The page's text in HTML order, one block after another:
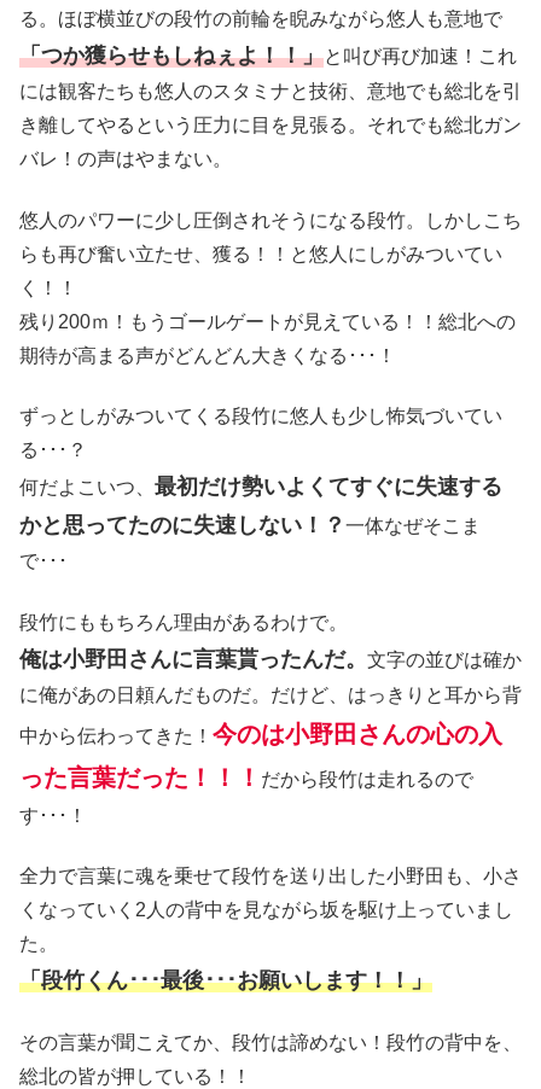
る。ほぼ横並びの段竹の前輪を睨みながら悠人も意地で
「つか獲らせもしねぇよ！！」と叫び再び加速！これ
には観客たちも悠人のスタミナと技術、意地でも総北を引
き離してやるという圧力に目を見張る。それでも総北ガン
バレ！の声はやまない。
悠人のパワーに少し圧倒されそうになる段竹。しかしこち
らも再び奮い立たせ、獲る！！と悠人にしがみついてい
く！！
残り200ｍ！もうゴールゲートが見えている！！総北への
期待が高まる声がどんどん大きくなる･･･！
ずっとしがみついてくる段竹に悠人も少し怖気づいてい
る･･･？
何だよこいつ、 最初だけ勢いよくてすぐに失速する
かと思ってたのに失速しない！？ 一体なぜそこま
で･･･
段竹にももちろん理由があるわけで。
俺は小野田さんに言葉貰ったんだ。 文字の並びは確か
に俺があの日頼んだものだ。だけど、はっきりと耳から背
中から伝わってきた！ 今のは小野田さんの心の入
った言葉だった！！！ だから段竹は走れるので
す･･･！
全力で言葉に魂を乗せて段竹を送り出した小野田も、小さ
くなっていく2人の背中を見ながら坂を駆け上っていまし
た。
「段竹くん･･･最後･･･お願いします！！」
その言葉が聞こえてか、段竹は諦めない！段竹の背中を、
総北の皆が押している！！